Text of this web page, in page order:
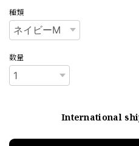
種類
数量
International